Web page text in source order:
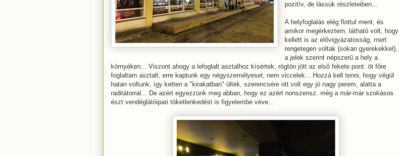
pozitív, de lássuk részleteiben...
A helyfoglalás elég flottul ment, és
amikor megérkeztem, látható volt, hogy
kellett is az elővigyázatosság, mert
rengetegen voltak (sokan gyerekekkel),
a jelek szerint népszerű a hely a
környéken... Viszont ahogy a lefoglalt asztalhoz kísértek, rögtön jött az első fekete pont: öt főre
foglaltam asztalt, erre kaptunk egy négyszemélyeset, nem viccelek... Hozzá kell tenni, hogy végül
hatan voltunk, így ketten a "kirakatban" ültek, szerencsére ott volt egy jó nagy perem, alatta a
raditátorral... De azért egyezzünk meg abban, hogy ez azért nonszensz. még a már-már szokásos
észt vendéglátóipari töketlenkedést is figyelembe véve...